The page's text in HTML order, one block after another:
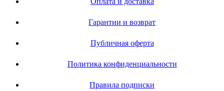
Гарантии и возврат
Публичная оферта
Политика конфиденциальности
Правила подписки